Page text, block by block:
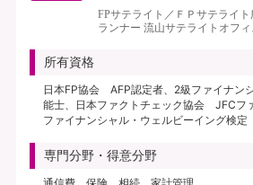
FPサテライト／ＦＰサテライ
ランナー 流山サテライトオフ
所有資格
日本FP協会 AFP認定者、2級ファイナン
能士、日本ファクトチェック協会 JFCフ
ファイナンシャル・ウェルビーイング検
専門分野・得意分野
通信費、保険、相続、家計管理